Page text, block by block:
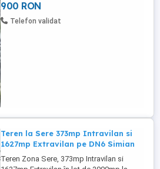
agregate concasate. Culori disponibile:
alb marmorat, arămiu antichizat, auriu
900 RON
Telefon validat
Teren la Sere 373mp Intravilan si
1627mp Extravilan pe DN6 Simian
Teren Zona Sere, 373mp Intravilan si